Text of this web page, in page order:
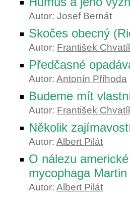
Autor: Josef Bernát
Skočes obecný
Autor: František
Předčasné
Autor: Antonín Příhoda
Budeme mít
Autor: František
Několik
Autor: Albert Pilát
O nálezu
mycophaga
Autor: Albert Pilát